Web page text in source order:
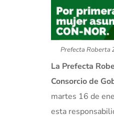
Prefecta Roberta
La Prefecta
Consorcio de
martes 16 de
esta